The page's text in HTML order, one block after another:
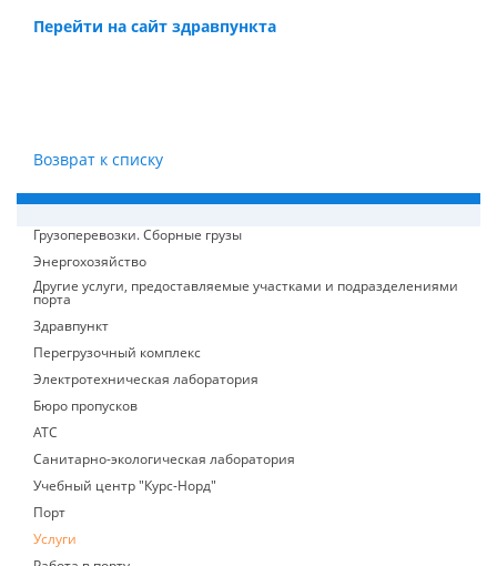
Перейти на сайт здравпункта
Возврат к списку
Грузоперевозки. Сборные грузы
Энергохозяйство
Другие услуги, предоставляемые участками и подразделениями
порта
Здравпункт
Перегрузочный комплекс
Электротехническая лаборатория
Бюро пропусков
АТС
Санитарно-экологическая лаборатория
Учебный центр "Курс-Норд"
Порт
Услуги